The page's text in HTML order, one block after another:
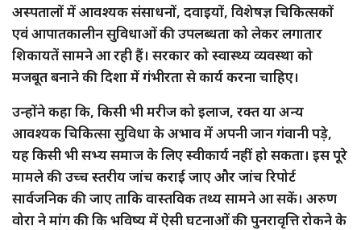
अस्पतालों में आवश्यक संसाधनों, दवाइयों, विशेषज्ञ चिकित्सकों
एवं आपातकालीन सुविधाओं की उपलब्धता को लेकर लगातार
शिकायतें सामने आ रही हैं। सरकार को स्वास्थ्य व्यवस्था को
मजबूत बनाने की दिशा में गंभीरता से कार्य करना चाहिए।
उन्होंने कहा कि, किसी भी मरीज को इलाज, रक्त या अन्य
आवश्यक चिकित्सा सुविधा के अभाव में अपनी जान गंवानी पड़े,
यह किसी भी सभ्य समाज के लिए स्वीकार्य नहीं हो सकता। इस पूरे
मामले की उच्च स्तरीय जांच कराई जाए और जांच रिपोर्ट
सार्वजनिक की जाए ताकि वास्तविक तथ्य सामने आ सकें। अरुण
वोरा ने मांग की कि भविष्य में ऐसी घटनाओं की पुनरावृत्ति रोकने के